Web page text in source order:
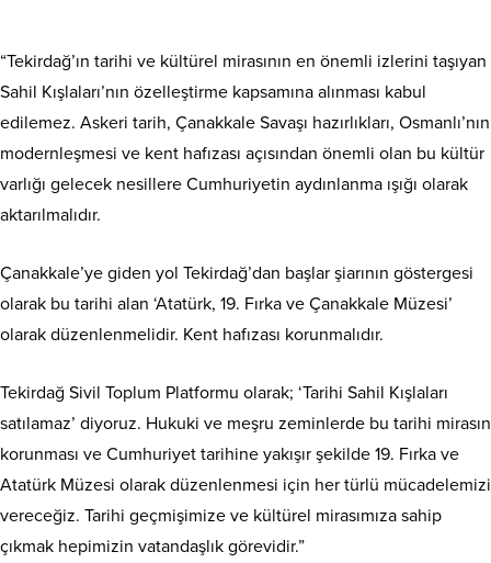
“Tekirdağ’ın tarihi ve kültürel mirasının en önemli izlerini taşıyan
Sahil Kışlaları’nın özelleştirme kapsamına alınması kabul
edilemez. Askeri tarih, Çanakkale Savaşı hazırlıkları, Osmanlı’nın
modernleşmesi ve kent hafızası açısından önemli olan bu kültür
varlığı gelecek nesillere Cumhuriyetin aydınlanma ışığı olarak
aktarılmalıdır.
Çanakkale’ye giden yol Tekirdağ’dan başlar şiarının göstergesi
olarak bu tarihi alan ‘Atatürk, 19. Fırka ve Çanakkale Müzesi’
olarak düzenlenmelidir. Kent hafızası korunmalıdır.
Tekirdağ Sivil Toplum Platformu olarak; ‘Tarihi Sahil Kışlaları
satılamaz’ diyoruz. Hukuki ve meşru zeminlerde bu tarihi mirasın
korunması ve Cumhuriyet tarihine yakışır şekilde 19. Fırka ve
Atatürk Müzesi olarak düzenlenmesi için her türlü mücadelemizi
vereceğiz. Tarihi geçmişimize ve kültürel mirasımıza sahip
çıkmak hepimizin vatandaşlık görevidir.”